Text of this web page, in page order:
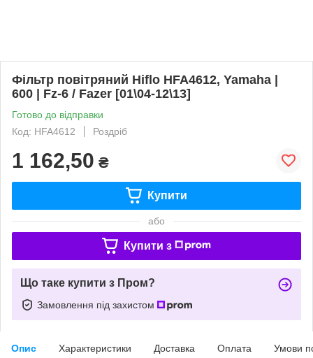
Фільтр повітряний Hiflo HFA4612, Yamaha |
600 | Fz-6 / Fazer [01\04-12\13]
Готово до відправки
Код: HFA4612
Роздріб
1 162,50 ₴
Купити
або
Купити з
Що таке купити з Пром?
Замовлення під захистом
Опис Характеристики Доставка Оплата Умови